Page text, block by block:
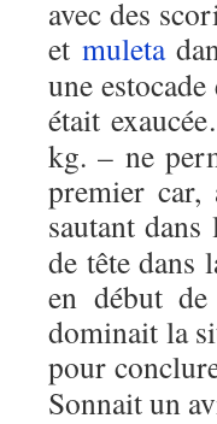
avec des
et muleta
une
était
kg. – ne
premier
sautant
de tête dans
en début de
dominait la
pour
Sonnait un